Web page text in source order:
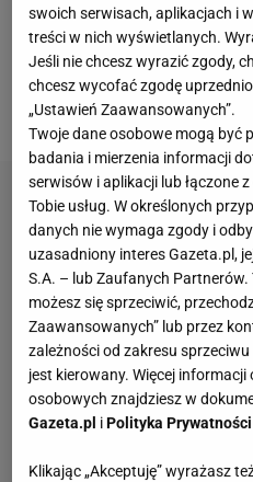
Wells, Miami oraz
pochwalić się również
meczów bez porażki - w
28.
swoich serwisach, aplikacjach i
treści w nich wyświetlanych.
Jeśli nie chcesz wyrazić zgody,
chcesz wycofać zgodę
„Ustawień Zaawansowanych”.
Twoje dane osobowe mogą być
badania i mierzenia informacji
serwisów i aplikacji lub łączone
Tobie usług. W określonych
danych nie wymaga zgody i
uzasadniony interes Gazeta.pl,
S.A. – lub Zaufanych
możesz się sprzeciwić,
Zaawansowanych” lub przez
zależności od zakresu
jest kierowany. Więcej
osobowych znajdziesz w
Gazeta.pl iPolityka Prywatności
Klikając „Akceptuję” wyrażasz